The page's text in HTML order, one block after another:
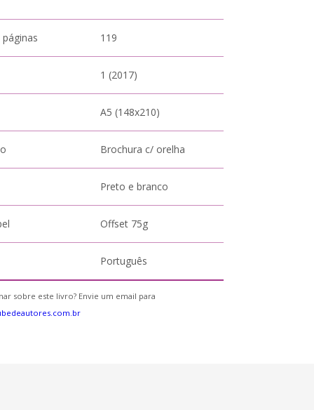
119
1 (2017)
A5 (148x210)
Brochura c/ orelha
Preto e branco
Offset 75g
Português
sobre este livro? Envie um email para